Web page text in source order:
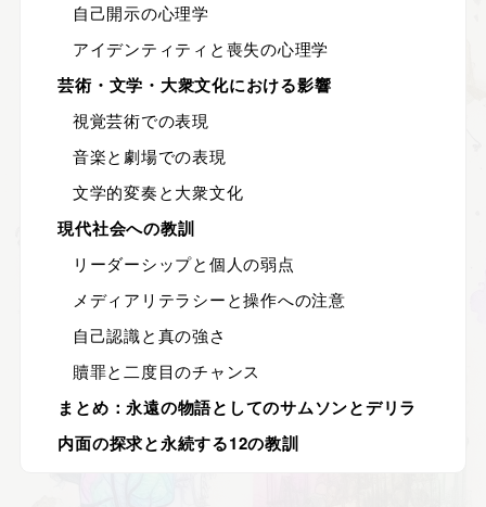
自己開示の心理学
アイデンティティと喪失の心理学
芸術・文学・大衆文化における影響
視覚芸術での表現
音楽と劇場での表現
文学的変奏と大衆文化
現代社会への教訓
リーダーシップと個人の弱点
メディアリテラシーと操作への注意
自己認識と真の強さ
贖罪と二度目のチャンス
まとめ：永遠の物語としてのサムソンとデリラ
内面の探求と永続する12の教訓